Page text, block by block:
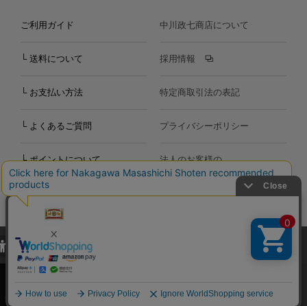
ご利用ガイド
└ 送料について
└ お支払い方法
└ よくあるご質問
└ ポイントについて
お問い合わせ
中川政七商店について
採用情報
特定商取引法の表記
プライバシーポリシー
法人のお客様の
お問い合わせ
Copyright©2000-2026
Nakagawa Masashichi Shoten All Rights Reserved.
当サイトでは、当サイト内における閲覧履歴・属性情報などの取得およ
び利便性向上のためにクッキー（Cookie）を使用いたします。詳細に
関しては「プライバシーポリシー
承諾する